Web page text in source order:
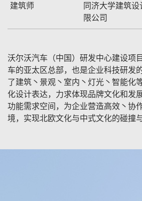
建筑师
同济大学建筑
限公司
沃尔沃汽车（中国）研发中心建设项
车的亚太区总部，也是企业科技研发
了建筑丶景观丶室内丶灯光丶智能化
化设计表达，力求体现品牌文化和发
功能需求空间，为企业营造高效丶协
境，实现北欧文化与中式文化的碰撞与